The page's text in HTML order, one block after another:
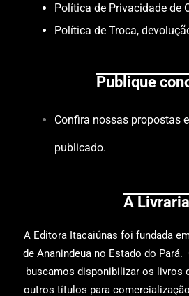
Política de Privacidade de
Política de Troca,
Publique
Confira nossas propostas
publicado.
A Livraria
A Editora Itacaiúnas foi fundada
de Ananindeua no Estado do Pará.
buscamos disponibilizar os livros
outros títulos para